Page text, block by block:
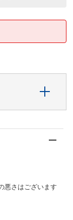
悪さはございます